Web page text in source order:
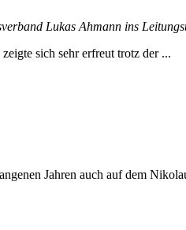
Lukas Ahmann ins
sich sehr erfreut trotz der ...
Jahren auch auf dem